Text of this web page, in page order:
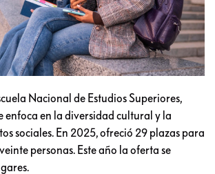
Nacional de Estudios Superiores,
enfoca en la diversidad cultural y la
sociales. En 2025, ofreció 29 plazas para
personas. Este año la oferta se